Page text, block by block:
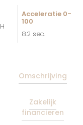
Acceleratie 0-
100
8.2 sec.
Omschrijving
Zakelijk
financieren